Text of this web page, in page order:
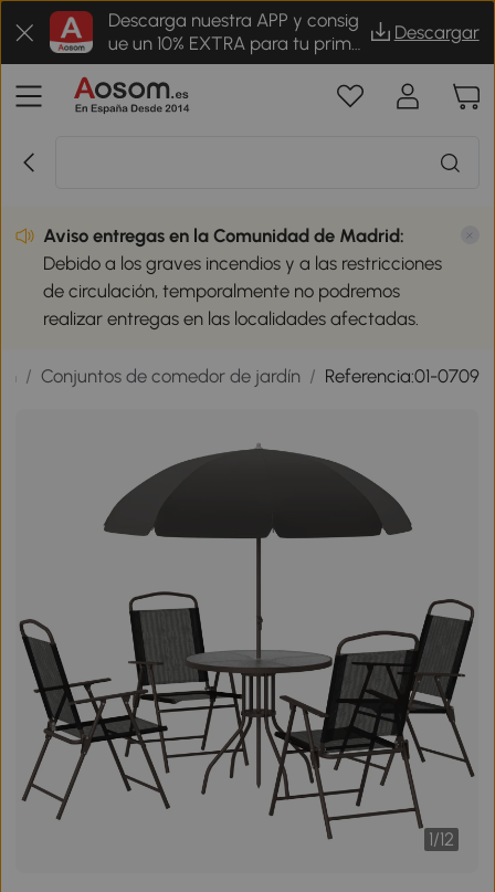
Descarga nuestra APP y consig
ue un 10% EXTRA para tu prime
r pedido
Descargar
Aviso entregas en la Comunidad de Madrid:
Debido a los graves incendios y a las restricciones
de circulación, temporalmente no podremos
realizar entregas en las localidades afectadas.
/ Conjuntos de comedor de jardín / Referencia:01-0709
1/12